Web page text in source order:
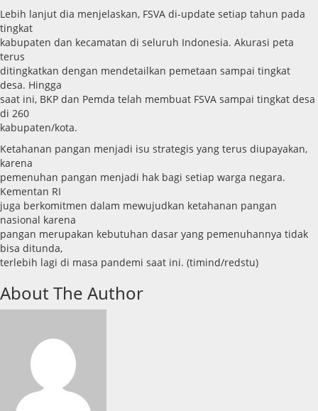
Lebih lanjut dia menjelaskan, FSVA di-update setiap tahun pada
tingkat
kabupaten dan kecamatan di seluruh Indonesia. Akurasi peta
terus
ditingkatkan dengan mendetailkan pemetaan sampai tingkat
desa. Hingga
saat ini, BKP dan Pemda telah membuat FSVA sampai tingkat desa
di 260
kabupaten/kota.
Ketahanan pangan menjadi isu strategis yang terus diupayakan,
karena
pemenuhan pangan menjadi hak bagi setiap warga negara.
Kementan RI
juga berkomitmen dalam mewujudkan ketahanan pangan
nasional karena
pangan merupakan kebutuhan dasar yang pemenuhannya tidak
bisa ditunda,
terlebih lagi di masa pandemi saat ini. (timind/redstu)
About The Author